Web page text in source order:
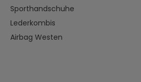
Sporthandschuhe
Lederkombis
Airbag Westen